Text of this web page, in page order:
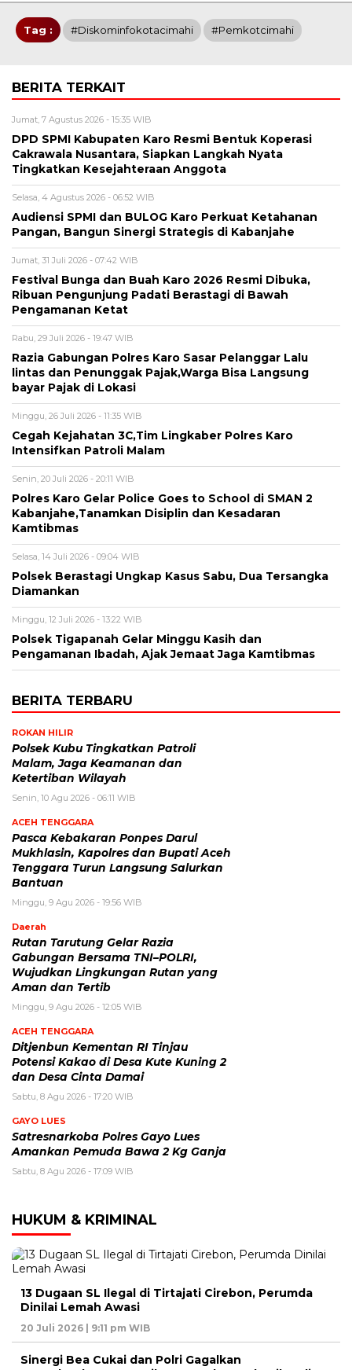
Tag : #Diskominfokotacimahi #Pemkotcimahi
BERITA TERKAIT
Jumat, 7 Agustus 2026 - 15:35 WIB
DPD SPMI Kabupaten Karo Resmi Bentuk Koperasi
Cakrawala Nusantara, Siapkan Langkah Nyata
Tingkatkan Kesejahteraan Anggota
Selasa, 4 Agustus 2026 - 06:52 WIB
Audiensi SPMI dan BULOG Karo Perkuat Ketahanan
Pangan, Bangun Sinergi Strategis di Kabanjahe
Jumat, 31 Juli 2026 - 07:42 WIB
Festival Bunga dan Buah Karo 2026 Resmi Dibuka,
Ribuan Pengunjung Padati Berastagi di Bawah
Pengamanan Ketat
Rabu, 29 Juli 2026 - 19:47 WIB
Razia Gabungan Polres Karo Sasar Pelanggar Lalu
lintas dan Penunggak Pajak,Warga Bisa Langsung
bayar Pajak di Lokasi
Minggu, 26 Juli 2026 - 11:35 WIB
Cegah Kejahatan 3C,Tim Lingkaber Polres Karo
Intensifkan Patroli Malam
Senin, 20 Juli 2026 - 20:11 WIB
Polres Karo Gelar Police Goes to School di SMAN 2
Kabanjahe,Tanamkan Disiplin dan Kesadaran
Kamtibmas
Selasa, 14 Juli 2026 - 09:04 WIB
Polsek Berastagi Ungkap Kasus Sabu, Dua Tersangka
Diamankan
Minggu, 12 Juli 2026 - 13:22 WIB
Polsek Tigapanah Gelar Minggu Kasih dan
Pengamanan Ibadah, Ajak Jemaat Jaga Kamtibmas
BERITA TERBARU
ROKAN HILIR
Polsek Kubu Tingkatkan Patroli
Malam, Jaga Keamanan dan
Ketertiban Wilayah
Senin, 10 Agu 2026 - 06:11 WIB
ACEH TENGGARA
Pasca Kebakaran Ponpes Darul
Mukhlasin, Kapolres dan Bupati Aceh
Tenggara Turun Langsung Salurkan
Bantuan
Minggu, 9 Agu 2026 - 19:56 WIB
Daerah
Rutan Tarutung Gelar Razia
Gabungan Bersama TNI–POLRI,
Wujudkan Lingkungan Rutan yang
Aman dan Tertib
Minggu, 9 Agu 2026 - 12:05 WIB
ACEH TENGGARA
Ditjenbun Kementan RI Tinjau
Potensi Kakao di Desa Kute Kuning 2
dan Desa Cinta Damai
Sabtu, 8 Agu 2026 - 17:20 WIB
GAYO LUES
Satresnarkoba Polres Gayo Lues
Amankan Pemuda Bawa 2 Kg Ganja
Sabtu, 8 Agu 2026 - 17:09 WIB
HUKUM & KRIMINAL
13 Dugaan SL Ilegal di Tirtajati Cirebon, Perumda
Dinilai Lemah Awasi
20 Juli 2026 | 9:11 pm WIB
Sinergi Bea Cukai dan Polri Gagalkan